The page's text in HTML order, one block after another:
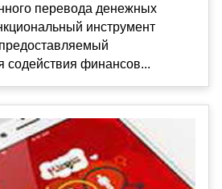
перевода денежных
инструмент
содействия финансов...